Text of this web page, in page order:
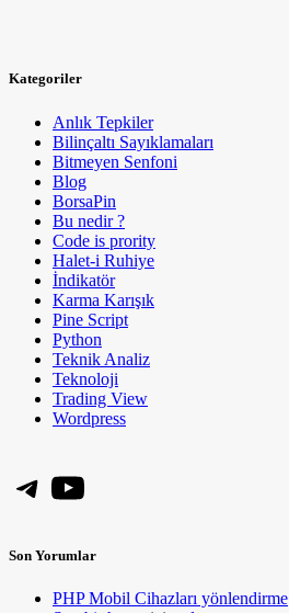
Kategoriler
Anlık Tepkiler
Bilinçaltı Sayıklamaları
Bitmeyen Senfoni
Blog
BorsaPin
Bu nedir ?
Code is prority
Halet-i Ruhiye
İndikatör
Karma Karışık
Pine Script
Python
Teknik Analiz
Teknoloji
Trading View
Wordpress
Telegram
YouTube
Son Yorumlar
PHP Mobil Cihazları yönlendirme